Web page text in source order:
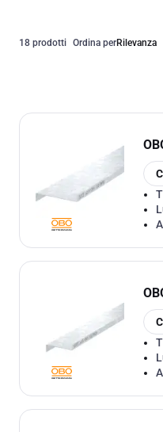
18 prodotti Ordina per